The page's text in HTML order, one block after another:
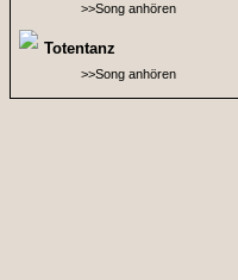
>>Song anhören
Totentanz
>>Song anhören